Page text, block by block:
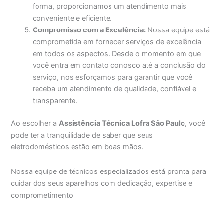
forma, proporcionamos um atendimento mais
conveniente e eficiente.
Compromisso com a Excelência: Nossa equipe está
comprometida em fornecer serviços de excelência
em todos os aspectos. Desde o momento em que
você entra em contato conosco até a conclusão do
serviço, nos esforçamos para garantir que você
receba um atendimento de qualidade, confiável e
transparente.
Ao escolher aAssistência Técnica Lofra São Paulo, você
pode ter a tranquilidade de saber que seus
eletrodomésticos estão em boas mãos.
Nossa equipe de técnicos especializados está pronta para
cuidar dos seus aparelhos com dedicação, expertise e
comprometimento.